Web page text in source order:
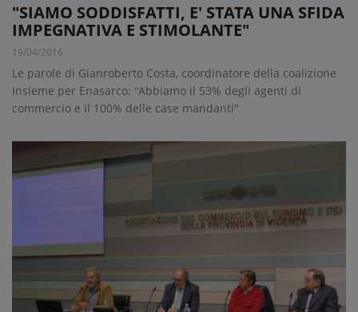
"SIAMO SODDISFATTI, E' STATA UNA SFIDA
IMPEGNATIVA E STIMOLANTE"
19/04/2016
Le parole di Gianroberto Costa, coordinatore della coalizione
Insieme per Enasarco: "Abbiamo il 53% degli agenti di
commercio e il 100% delle case mandanti"